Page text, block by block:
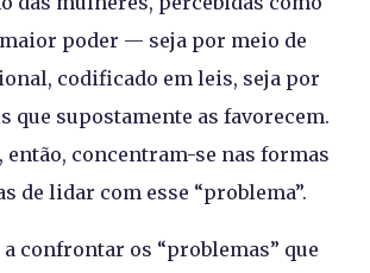
poder — seja por meio de
codificado em leis, seja por
que supostamente as favorecem.
então, concentram-se nas formas
de lidar com esse “problema”.
confrontar os “problemas” que